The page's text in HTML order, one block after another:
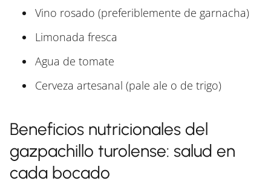
Vino rosado (preferiblemente de garnacha)
Limonada fresca
Agua de tomate
Cerveza artesanal (pale ale o de trigo)
Beneficios nutricionales del
gazpachillo turolense: salud en
cada bocado